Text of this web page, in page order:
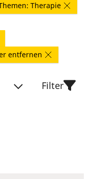
Therapie
entfernen
Filter